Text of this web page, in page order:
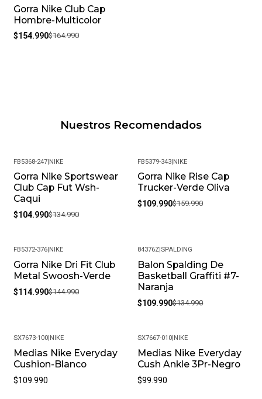
-6%
Gorra Nike Club Cap
Hombre-Multicolor
$154.990$164.990
Nuestros Recomendados
-22%
FB5368-247|NIKE
Gorra Nike Sportswear
Club Cap Fut Wsh-
Caqui
$104.990$134.990
-31%
FB5379-343|NIKE
Gorra Nike Rise Cap
Trucker-Verde Oliva
$109.990$159.990
-21%
FB5372-376| NIKE
Gorra Nike Dri Fit Club
Metal Swoosh-Verde
$114.990$144.990
-19%
84376Z |SPALDING
Balon Spalding De
Basketball Graffiti #7-
Naranja
$109.990$134.990
SX7673-100| NIKE
Medias Nike Everyday
Cushion-Blanco
$109.990
SX7667-010 NIKE
Medias Nike Everyday
Cush Ankle 3Pr-Negro
$99.990